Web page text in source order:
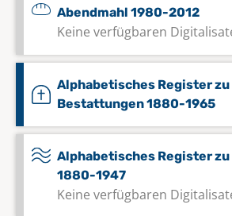
Abendmahl 1980-2012
Keine verfügbaren
Alphabetisches Register zu
Bestattungen 1880-1965
Alphabetisches Register zu
1880-1947
Keine verfügbaren